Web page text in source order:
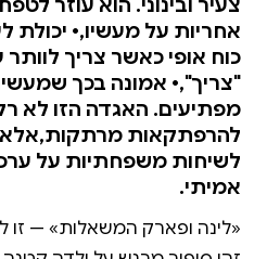
צעיר ובינוני. הוא עוזר
אחריות על מעשיו,• יכולת
כוח אופי כאשר צריך
"צריך",• אמונה בכך
מפתיעים. האגדה הזו לא
להרפתקאות מרתקות,אלא
לשיחות משפחתיות על
אמיתי.